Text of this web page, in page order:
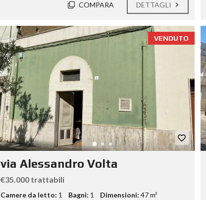
COMPARA DETTAGLI
VENDUTO
via Alessandro Volta
€35.000 trattabili
Camere da letto: 1 Bagni: 1 Dimensioni: 47 m²